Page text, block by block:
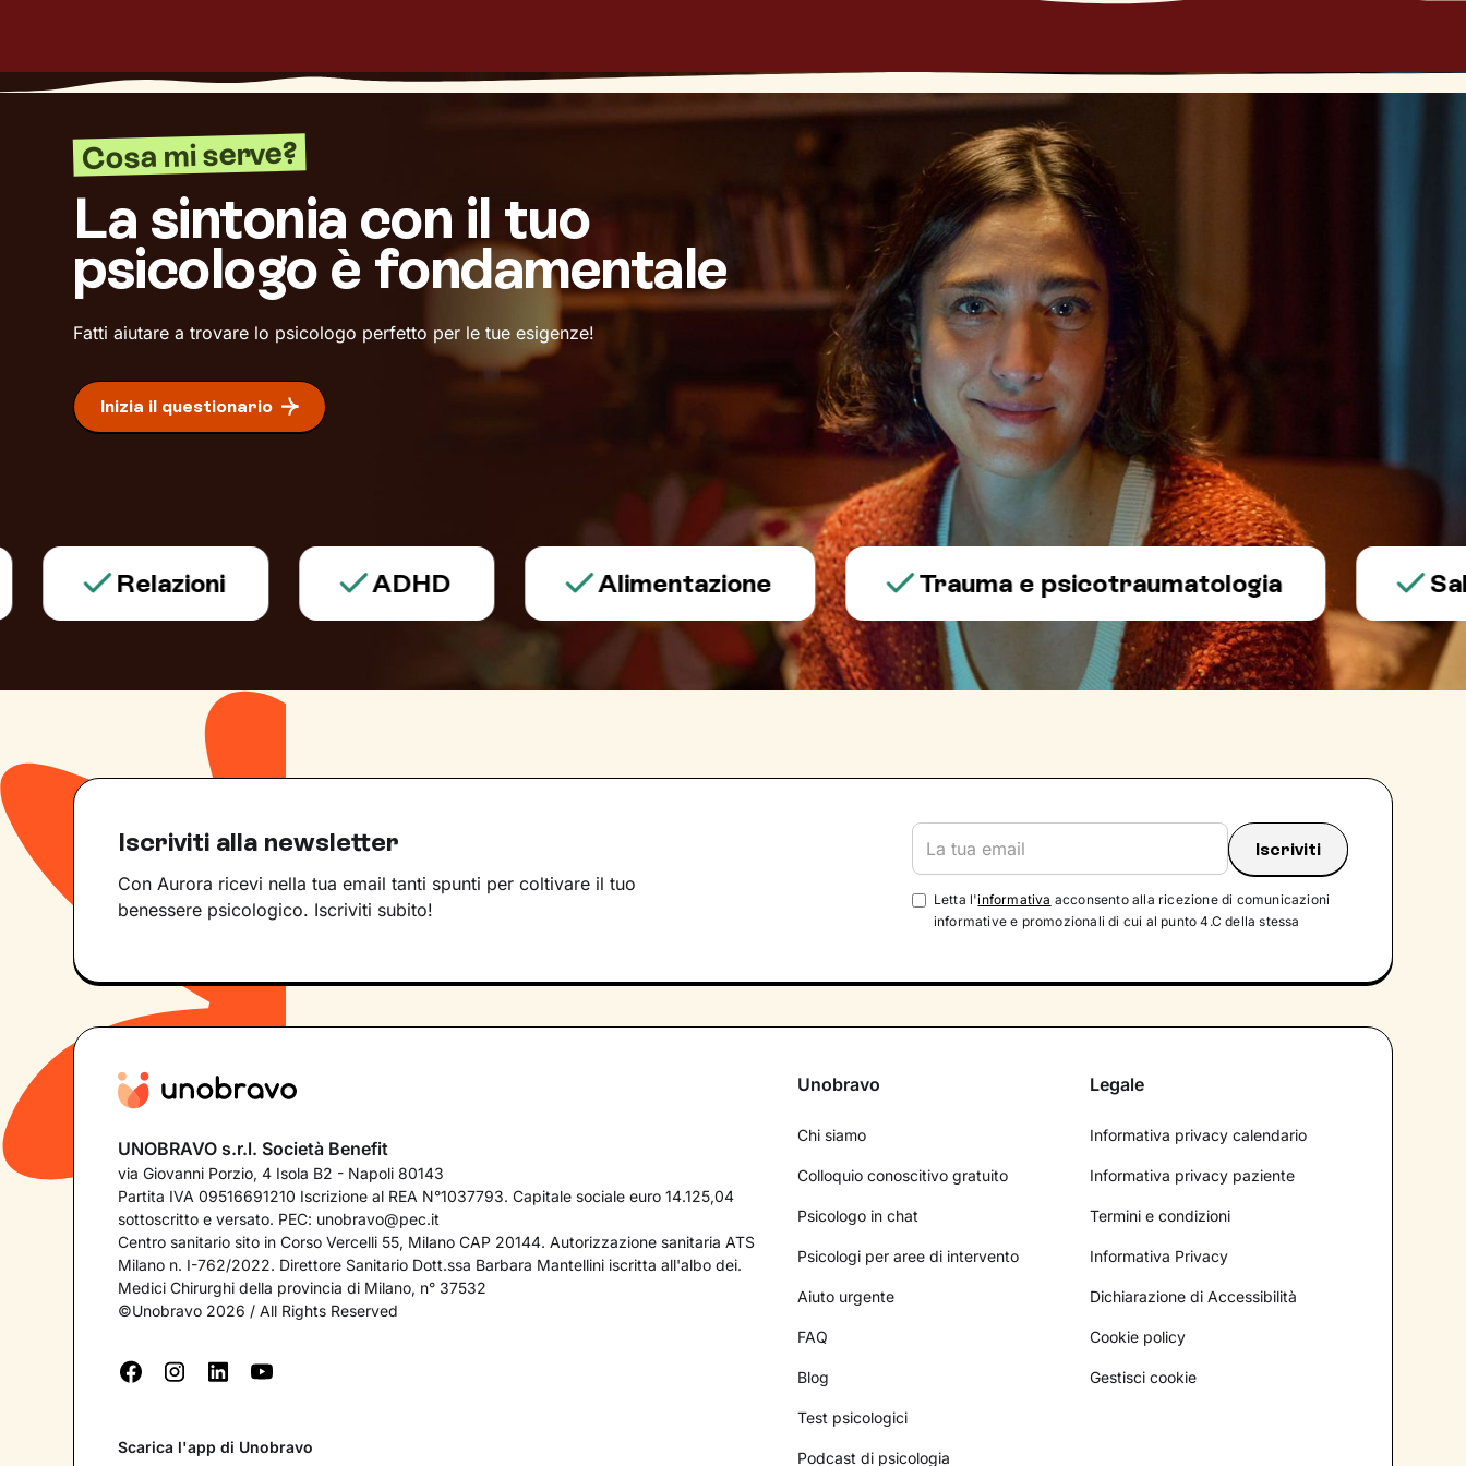
Cosa mi serve?
La sintonia con il tuo
psicologo è fondamentale
Fatti aiutare a trovare lo psicologo perfetto per le tue esigenze!
Inizia il questionario
Relazioni ADHD Alimentazione Trauma e psicotraumatologia Salute
Iscriviti alla newsletter
Con Aurora ricevi nella tua email tanti spunti per coltivare il tuo
benessere psicologico. Iscriviti subito!
Letta l'informativa acconsento alla ricezione di comunicazioni
informative e promozionali di cui al punto 4.C della stessa
UNOBRAVO s.r.l. Società Benefit
via Giovanni Porzio, 4 Isola B2 - Napoli 80143
Partita IVA 09516691210 Iscrizione al REA N°1037793. Capitale sociale euro 14.125,04
sottoscritto e versato. PEC: unobravo@pec.it
Centro sanitario sito in Corso Vercelli 55, Milano CAP 20144. Autorizzazione sanitaria ATS
Milano n. I-762/2022. Direttore Sanitario Dott.ssa Barbara Mantellini iscritta all'albo dei.
Medici Chirurghi della provincia di Milano, n° 37532
©Unobravo 2026 / All Rights Reserved
Scarica l'app di Unobravo
Unobravo
Chi siamo
Colloquio conoscitivo gratuito
Psicologo in chat
Psicologi per aree di intervento
Aiuto urgente
FAQ
Blog
Test psicologici
Podcast di psicologia
Legale
Informativa privacy calendario
Informativa privacy paziente
Termini e condizioni
Informativa Privacy
Dichiarazione di Accessibilità
Cookie policy
Gestisci cookie